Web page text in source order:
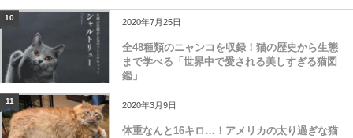
10 2020年7月25日
全48種類のニャンコを収録！猫の歴史から生態
まで学べる「世界中で愛される美しすぎる猫図
鑑」
11 2020年3月9日
体重なんと16キロ…！アメリカの太り過ぎな猫